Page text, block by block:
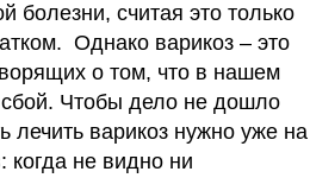
болезни, считая это только
Однако варикоз – это
о том, что в нашем
Чтобы дело не дошло
лечить варикоз нужно уже на
когда не видно ни